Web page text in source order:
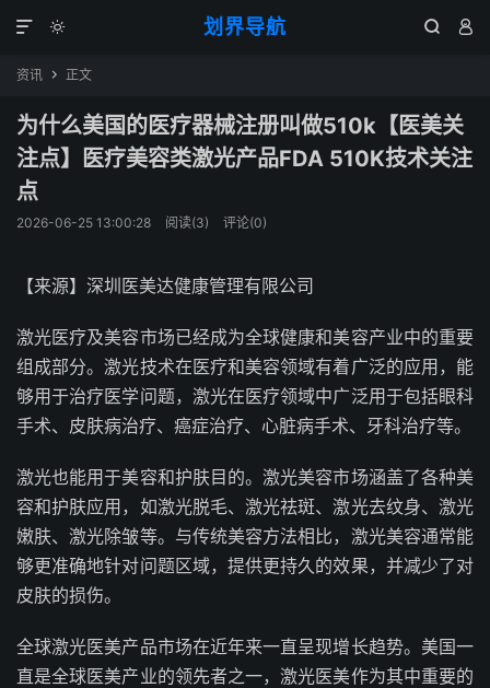
划界导航
  

资讯  正文
为什么美国的医疗器械注册叫做510k【医美关
注点】医疗美容类激光产品FDA 510K技术关注
点
2026-06-25 13:00:28 阅读(3) 评论(0)
【来源】深圳医美达健康管理有限公司
激光医疗及美容市场已经成为全球健康和美容产业中的重要
组成部分。激光技术在医疗和美容领域有着广泛的应用，能
够用于治疗医学问题，激光在医疗领域中广泛用于包括眼科
手术、皮肤病治疗、癌症治疗、心脏病手术、牙科治疗等。
激光也能用于美容和护肤目的。激光美容市场涵盖了各种美
容和护肤应用，如激光脱毛、激光祛斑、激光去纹身、激光
嫩肤、激光除皱等。与传统美容方法相比，激光美容通常能
够更准确地针对问题区域，提供更持久的效果，并减少了对
皮肤的损伤。
全球激光医美产品市场在近年来一直呈现增长趋势。美国一
直是全球医美产业的领先者之一，激光医美作为其中重要的